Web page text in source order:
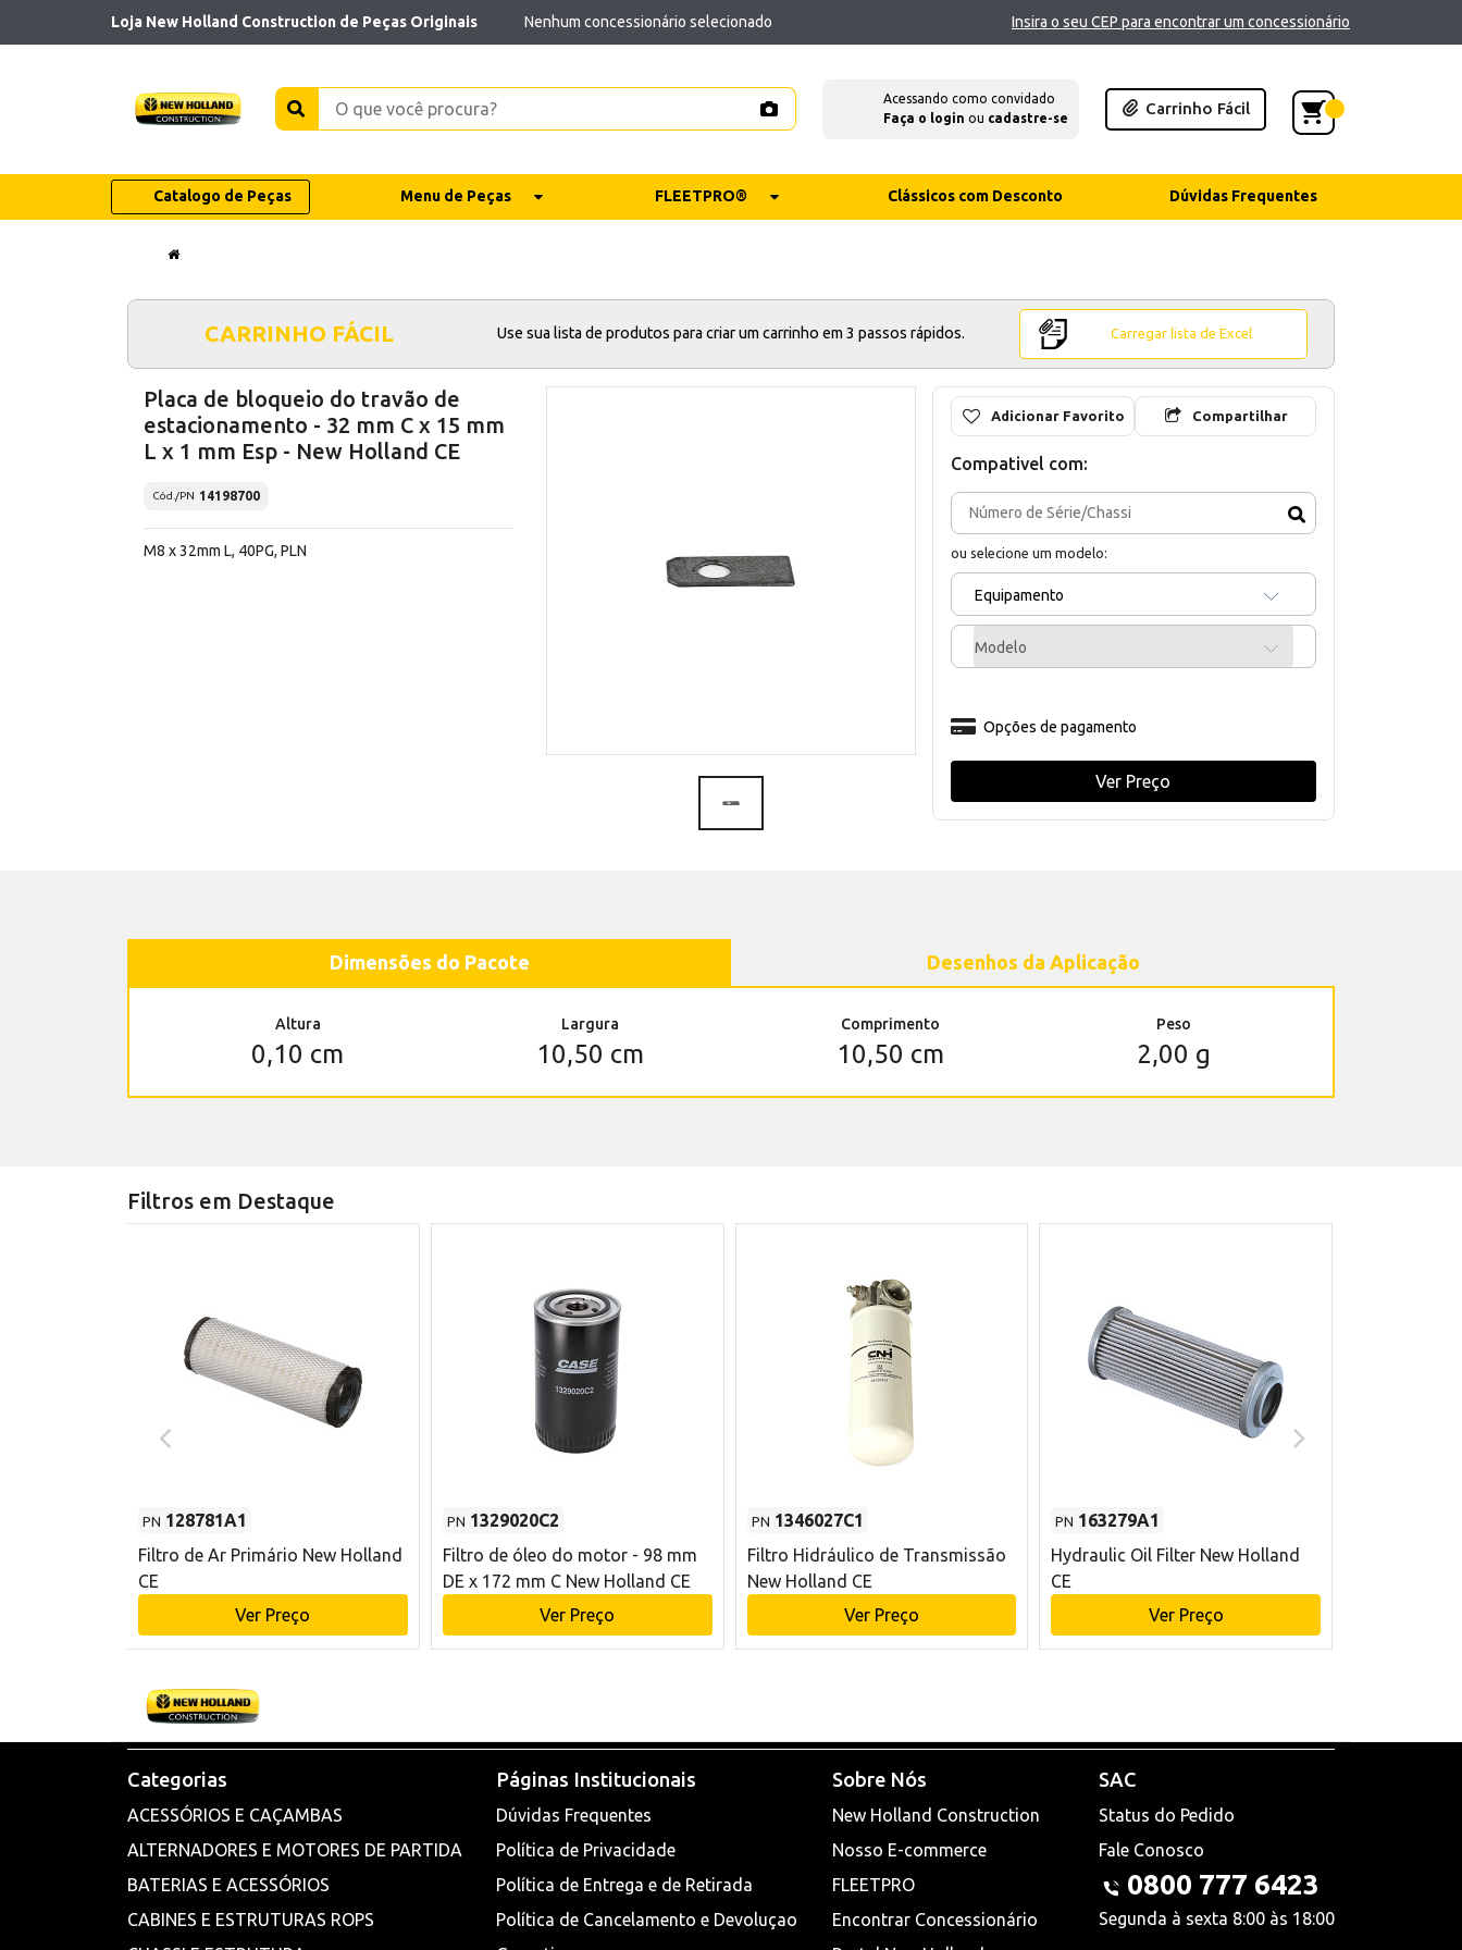
Loja New Holland Construction de Peças Originais Nenhum concessionário selecionado Insira o seu CEP para encontrar um concessionário
Acessando como convidado
Faça o login ou cadastre-se
Carrinho Fácil
Catalogo de Peças Menu de Peças FLEETPRO® Clássicos com Desconto Dúvidas Frequentes
CARRINHO FÁCIL Use sua lista de produtos para criar um carrinho em 3 passos rápidos. Carregar lista de Excel
Placa de bloqueio do travão de
estacionamento - 32 mm C x 15 mm
L x 1 mm Esp - New Holland CE
Cód./PN 14198700
M8 x 32mm L, 40PG, PLN
Adicionar Favorito Compartilhar
Compativel com:
ou selecione um modelo:
Equipamento
Modelo
Opções de pagamento
Ver Preço
Dimensões do Pacote Desenhos da Aplicação
Altura
0,10 cm
Largura
10,50 cm
Comprimento
10,50 cm
Peso
2,00 g
Filtros em Destaque
PN 128781A1
Filtro de Ar Primário New Holland
CE
Ver Preço
PN 1329020C2
Filtro de óleo do motor - 98 mm
DE x 172 mm C New Holland CE
Ver Preço
PN 1346027C1
Filtro Hidráulico de Transmissão
New Holland CE
Ver Preço
PN 163279A1
Hydraulic Oil Filter New Holland
CE
Ver Preço
Categorias
ACESSÓRIOS E CAÇAMBAS
ALTERNADORES E MOTORES DE PARTIDA
BATERIAS E ACESSÓRIOS
CABINES E ESTRUTURAS ROPS
Páginas Institucionais
Dúvidas Frequentes
Política de Privacidade
Política de Entrega e de Retirada
Política de Cancelamento e Devoluçao
Sobre Nós
New Holland Construction
Nosso E-commerce
FLEETPRO
Encontrar Concessionário
SAC
Status do Pedido
Fale Conosco
0800 777 6423
Segunda à sexta 8:00 às 18:00